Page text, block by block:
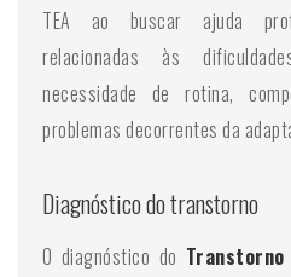
TEA ao buscar ajuda
relacionadas às
necessidade de rotina,
problemas decorrentes da
Diagnóstico do transtorno
O diagnóstico do